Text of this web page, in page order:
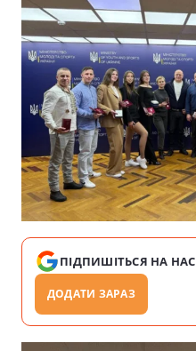
ПІДПИШІТЬСЯ НА НАС
ДОДАТИ ЗАРАЗ